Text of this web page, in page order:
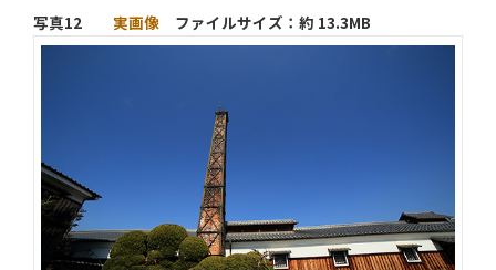
写真12 実画像 ファイルサイズ：約 13.3MB